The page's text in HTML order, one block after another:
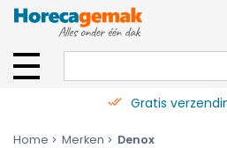
Gratis
Home Merken Denox